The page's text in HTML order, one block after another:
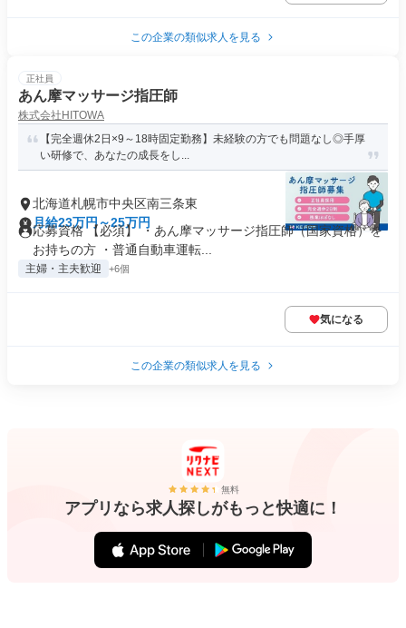
この企業の類似求人を見る
正社員
あん摩マッサージ指圧師
株式会社HITOWA
【完全週休2日×9～18時固定勤務】未経験の方でも問題なし◎手厚
い研修で、あなたの成長をし...
北海道札幌市中央区南三条東
月給23万円～25万円
応募資格 【必須】 ・あん摩マッサージ指圧師（国家資格）を
お持ちの方 ・普通自動車運転...
主婦・主夫歓迎 +6個
気になる
この企業の類似求人を見る
無料
アプリなら求人探しがもっと快適に！